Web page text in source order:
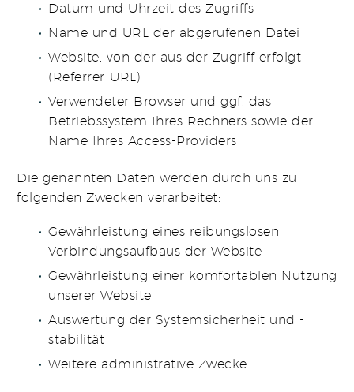
Datum und Uhrzeit des Zugriffs
Name und URL der abgerufenen Datei
Website, von der aus der Zugriff erfolgt
(Referrer-URL)
Verwendeter Browser und ggf. das
Betriebssystem Ihres Rechners sowie der
Name Ihres Access-Providers
Die genannten Daten werden durch uns zu
folgenden Zwecken verarbeitet:
Gewährleistung eines reibungslosen
Verbindungsaufbaus der Website
Gewährleistung einer komfortablen Nutzung
unserer Website
Auswertung der Systemsicherheit und -
stabilität
Weitere administrative Zwecke